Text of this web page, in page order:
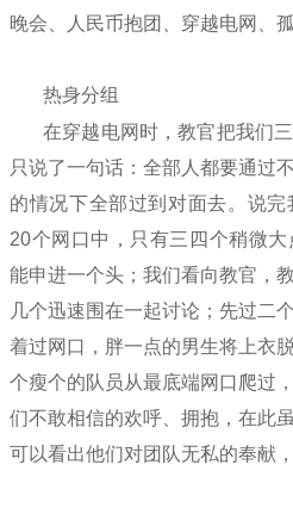
晚会、
人民币抱团、穿越电网、
热身分组
在穿越电网时，教官把我们
只说了一句话：全部人都要通过
的情况下全部过到对面去。说完
20个网口中，只有三四个稍微
能申进一个头；我们看向教官，
几个迅速围在一起讨论；先过二
着过网口，胖一点的男生将上衣
个瘦个的队员从最底端网口爬过
们不敢相信的欢呼、拥抱，在此
可以看出他们对团队无私的奉献